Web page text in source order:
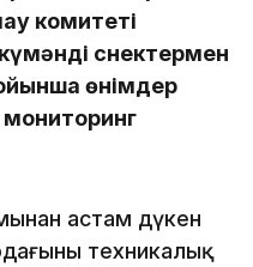
комитеті
снектермен
өнімдер
астам дүкен
техникалық